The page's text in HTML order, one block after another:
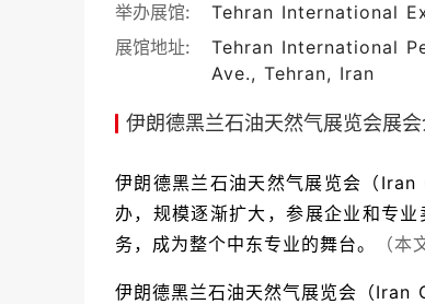
举办展馆:
Tehran International
展馆地址:
Tehran International
Ave., Tehran, Iran
伊朗德黑兰石油天然气展览会展
伊朗德黑兰石油天然气展览会（
办，规模逐渐扩大，参展企业和专
务，成为整个中东专业的舞台。
（
伊朗德黑兰石油天然气展览会（Iran